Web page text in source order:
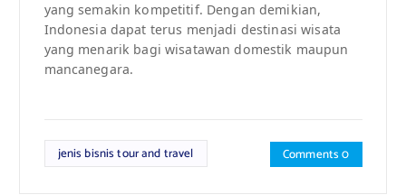
yang semakin kompetitif. Dengan demikian,
Indonesia dapat terus menjadi destinasi wisata
yang menarik bagi wisatawan domestik maupun
mancanegara.
jenis bisnis tour and travel Comments 0